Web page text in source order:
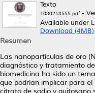
Texto
1080218555.pdf-
Available under
Download (4MB)
Resumen
Las nanopartículas de oro
diagnóstico y tratamiento
biomedicina ha sido un
que podrían implicar para
citrato de sodio y quitosano